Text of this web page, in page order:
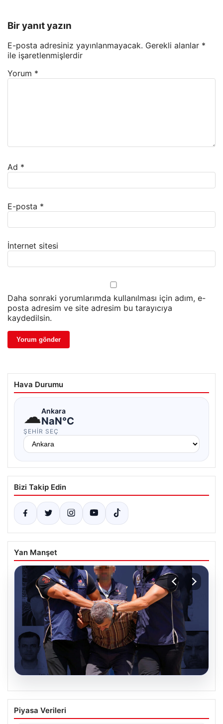
Bir yanıt yazın
E-posta adresiniz yayınlanmayacak. Gerekli alanlar *
ile işaretlenmişlerdir
Yorum *
Ad *
E-posta *
İnternet sitesi
Daha sonraki yorumlarımda kullanılması için adım, e-
posta adresim ve site adresim bu tarayıcıya
kaydedilsin.
Hava Durumu
☁Ankara
NaN°C
ŞEHIR SEÇ
Bizi Takip Edin
Yan Manşet
FETÖ’nün Suikast Timindeki Burkay
Karatepe’den İlgili Gelişmeler ve Arama
Piyasa Verileri